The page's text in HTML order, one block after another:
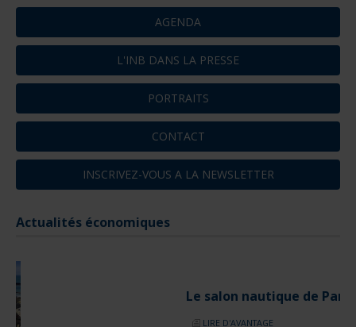
AGENDA
L'INB DANS LA PRESSE
PORTRAITS
CONTACT
INSCRIVEZ-VOUS A LA NEWSLETTER
Actualités économiques